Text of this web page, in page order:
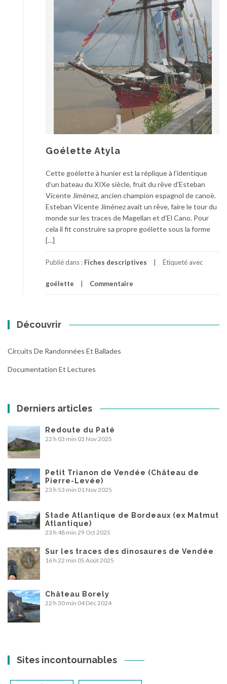
Goélette Atyla
Cette goélette à hunier est la réplique à l’identique
d’un bateau du XIXe siècle, fruit du rêve d’Esteban
Vicente Jiménez, ancien champion espagnol de canoë.
Esteban Vicente Jiménez avait un rêve, faire le tour du
monde sur les traces de Magellan et d’El Cano. Pour
cela il fit construire sa propre goélette sous la forme
[…]
Publié dans : Fiches descriptives Étiqueté avec
goélette Commentaire
Découvrir
Circuits De Randonnées Et Ballades
Documentation Et Lectures
Derniers articles
Redoute du Paté
22 h 03 min 03 Nov 2025
Petit Trianon de Vendée (Château de
Pierre-Levée)
23 h 53 min 01 Nov 2025
Stade Atlantique de Bordeaux (ex Matmut
Atlantique)
23 h 48 min 29 Oct 2025
Sur les traces des dinosaures de Vendée
16 h 22 min 05 Août 2025
Château Borely
22 h 30 min 04 Déc 2024
Sites incontournables